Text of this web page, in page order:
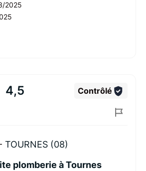
2025
4,5 Contrôlé
TOURNES (08)
plomberie à Tournes